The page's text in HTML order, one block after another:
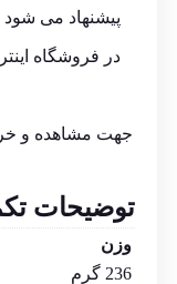
پیشنهاد می شود
در فروشگاه
جهت مشاهده و
توضیحات
وزن
236 گرم